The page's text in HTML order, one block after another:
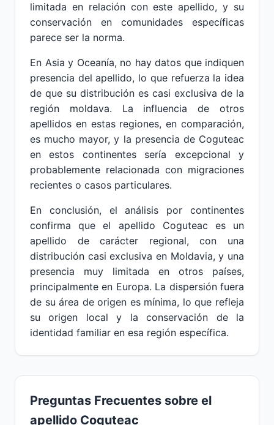
limitada en relación con este apellido, y su
conservación en comunidades específicas
parece ser la norma.
En Asia y Oceanía, no hay datos que indiquen
presencia del apellido, lo que refuerza la idea
de que su distribución es casi exclusiva de la
región moldava. La influencia de otros
apellidos en estas regiones, en comparación,
es mucho mayor, y la presencia de Coguteac
en estos continentes sería excepcional y
probablemente relacionada con migraciones
recientes o casos particulares.
En conclusión, el análisis por continentes
confirma que el apellido Coguteac es un
apellido de carácter regional, con una
distribución casi exclusiva en Moldavia, y una
presencia muy limitada en otros países,
principalmente en Europa. La dispersión fuera
de su área de origen es mínima, lo que refleja
su origen local y la conservación de la
identidad familiar en esa región específica.
Preguntas Frecuentes sobre el
apellido Coguteac